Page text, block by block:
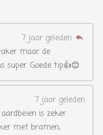
7 jaar geleden
maar de
super. Goede tip👍😊
7 jaar geleden
is zeker
met bramen,